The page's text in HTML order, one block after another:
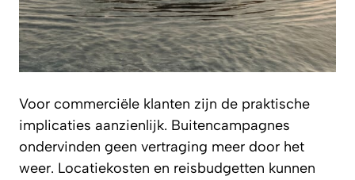
Voor commerciële klanten zijn de praktische
implicaties aanzienlijk. Buitencampagnes
ondervinden geen vertraging meer door het
weer. Locatiekosten en reisbudgetten kunnen